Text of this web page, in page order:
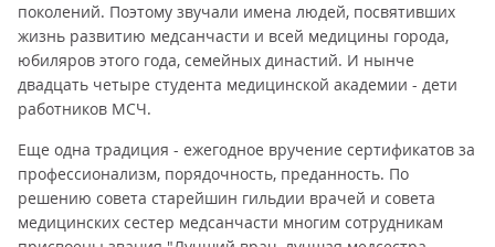
поколений. Поэтому звучали имена людей, посвятивших
жизнь развитию медсанчасти и всей медицины города,
юбиляров этого года, семейных династий. И нынче
двадцать четыре студента медицинской академии - дети
работников МСЧ.
Еще одна традиция - ежегодное вручение сертификатов за
профессионализм, порядочность, преданность. По
решению совета старейшин гильдии врачей и совета
медицинских сестер медсанчасти многим сотрудникам